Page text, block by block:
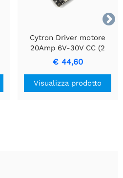

Cytron Driver motore
20Amp 6V-30V CC (2
canali)
€ 44,60
Visualizza prodotto